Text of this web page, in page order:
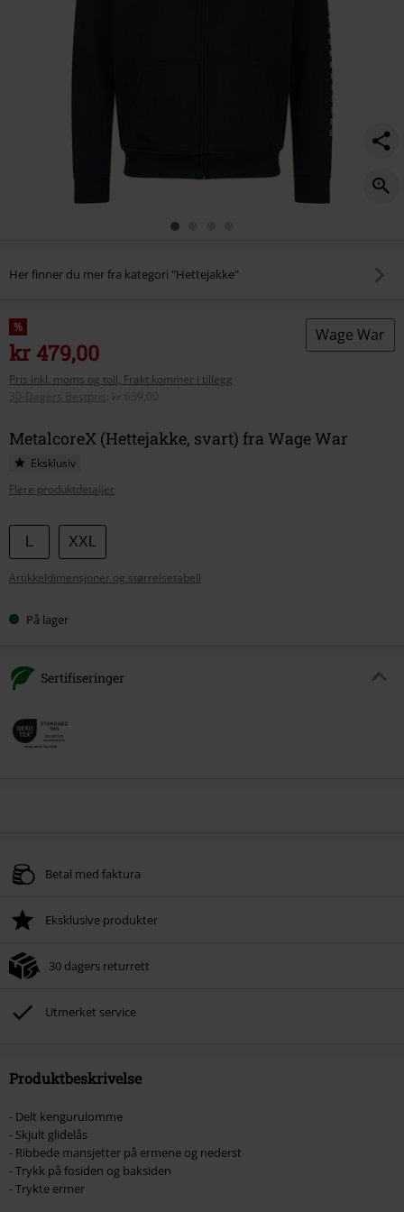
Her finner du mer fra kategori "Hettejakke"
%
kr 479,00
Pris inkl. moms og toll, Frakt kommer i tillegg
30-Dagers Bestpris
kr 639,00
Wage War
MetalcoreX (Hettejakke, svart) fra Wage War
Eksklusiv
Flere produktdetaljer
Velg
størrelse
XXL
Artikkeldimensjoner og størrelsetabell
På lager
Sertifiseringer
Betal med faktura
Eksklusive produkter
30 dagers returrett
Utmerket service
Produktbeskrivelse
- Delt kengurulomme
- Skjult glidelås
- Ribbede mansjetter på ermene og nederst
- Trykk på fosiden og baksiden
- Trykte ermer